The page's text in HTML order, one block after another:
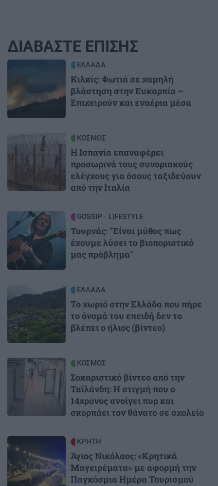
ΔΙΑΒΑΣΤΕ ΕΠΙΣΗΣ
ΕΛΛΑΔΑ
Κιλκίς: Φωτιά σε χαμηλή
βλάστηση στην Ευκαρπία –
Επιχειρούν και εναέρια μέσα
Image ΚΟΣΜΟΣ
Η Ισπανία επαναφέρει
προσωρινά τους συνοριακούς
ελέγχους για όσους ταξιδεύουν
από την Ιταλία
Image GOSSIP - LIFESTYLE
Τουρνάς: "Είναι μύθος πως
έχουμε λύσει το βιοποριστικό
μας πρόβλημα"
ΕΛΛΑΔΑ
Το χωριό στην Ελλάδα που πήρε
το όνομά του επειδή δεν το
βλέπει ο ήλιος (βίντεο)
Image ΚΟΣΜΟΣ
Σοκαριστικό βίντεο από την
Ταϊλάνδη: Η στιγμή που ο
14χρονος ανοίγει πυρ και
σκορπάει τον θάνατο σε σχολείο
Image ΚΡΗΤΗ
Άγιος Νικόλαος: «Κρητικά
Μαγειρέματα» με αφορμή την
Παγκόσμια Ημέρα Τουρισμού